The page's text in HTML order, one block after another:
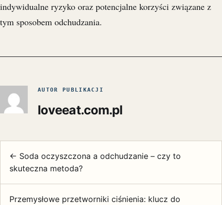
indywidualne ryzyko oraz potencjalne korzyści związane z
tym sposobem odchudzania.
AUTOR PUBLIKACJI
loveeat.com.pl
← Soda oczyszczona a odchudzanie – czy to
skuteczna metoda?
Przemysłowe przetworniki ciśnienia: klucz do